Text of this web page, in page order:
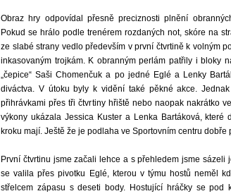
Obraz hry odpovídal přesně preciznosti plnění
Pokud se hrálo podle trenérem rozdaných not, skóre na
ze slabé strany vedlo především v první čtvrtině k volným
inkasovaným trojkám. K obranným perlám patřily i bloky
„čepice“ Saši Chomenčuk a po jedné Eglé a Lenky
diváctva. V útoku byly k vidění také pěkné akce.
přihrávkami přes tři čtvrtiny hřiště nebo naopak nakrátko
výkony ukázala Jessica Kuster a Lenka Bartáková, které
kroku mají. Ještě že je podlaha ve Sportovním centru dobře
První čtvrtinu jsme začali lehce a s přehledem jsme sázeli
se valila přes pivotku Eglé, kterou v týmu hostů neměl
střelcem zápasu s deseti body. Hostující hráčky se